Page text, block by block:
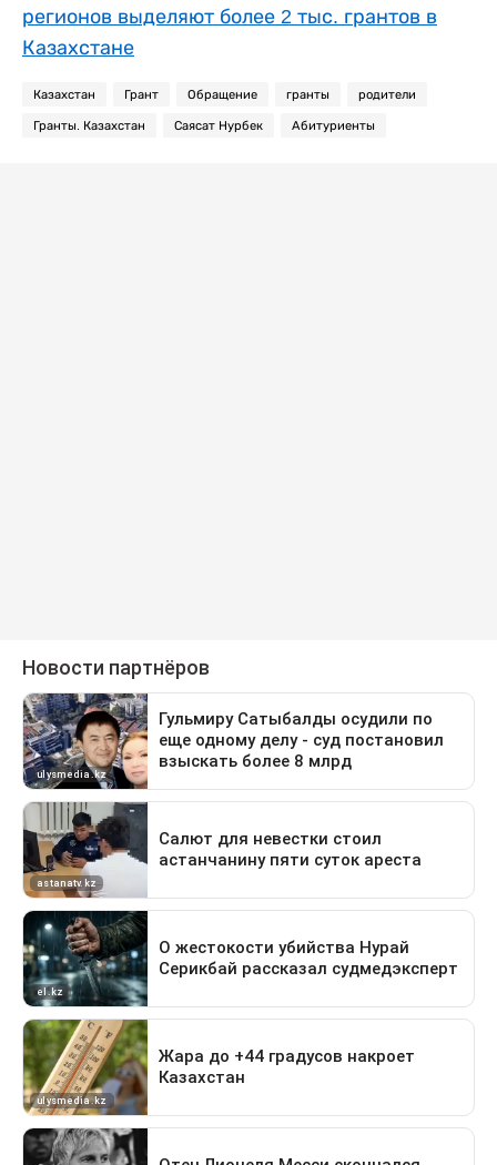
регионов выделяют более 2 тыс. грантов в
Казахстане
Казахстан Грант Обращение гранты родители
Гранты. Казахстан Саясат Нурбек Абитуриенты